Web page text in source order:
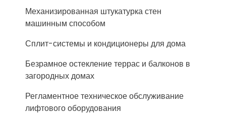
Механизированная штукатурка стен
машинным способом
Сплит-системы и кондиционеры для дома
Безрамное остекление террас и балконов в
загородных домах
Регламентное техническое обслуживание
лифтового оборудования